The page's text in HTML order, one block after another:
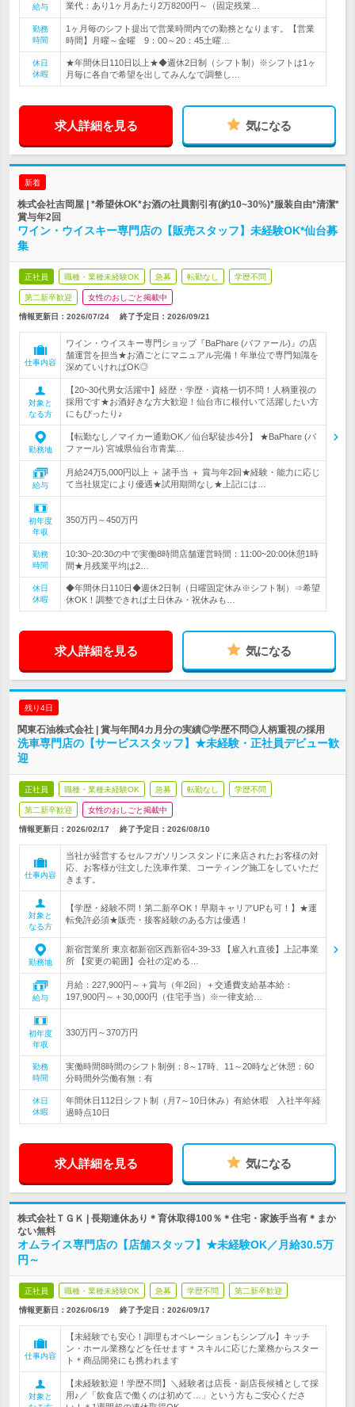
給与
業代：あり1ヶ月あたり2万8200円～（固定残業…
勤務
時間
1ヶ月毎のシフト提出で営業時間内での勤務となります。【営業
時間】月曜～金曜 9：00～20：45土曜…
休日
休暇
★年間休日110日以上★◆週休2日制（シフト制）※シフトは1ヶ
月毎に各自で希望を出してみんなで調整し…
求人詳細を見る 気になる
新着
株式会社吉岡屋 | *希望休OK*お酒の社員割引有(約10~30%)*服装自由*清潔*
賞与年2回
ワイン・ウイスキー専門店の【販売スタッフ】未経験OK*仙台募
集
正社員 職種・業種未経験OK 急募 転勤なし 学歴不問
第二新卒歓迎 女性のおしごと掲載中
情報更新日：2026/07/24 終了予定日： 2026/09/21
仕事内容
ワイン・ウイスキー専門ショップ『BaPhare (バファール)』の店
舗運営を担当★お酒ごとにマニュアル完備！年単位で専門知識を
深めていければOK◎
対象と
なる方
【20~30代男女活躍中】経歴・学歴・資格一切不問！人柄重視の
採用です★お酒好きな方大歓迎！仙台市に根付いて活躍したい方
にもぴったり♪
勤務地
【転勤なし／マイカー通勤OK／仙台駅徒歩4分】 ★BaPhare (バ
ファール) 宮城県仙台市青葉…
給与
月給24万5,000円以上 ＋ 諸手当 ＋ 賞与年2回★経験・能力に応じ
て当社規定により優遇★試用期間なし★上記には…
初年度
年収
350万円～450万円
勤務
時間
10:30~20:30の中で実働8時間店舗運営時間：11:00~20:00休憩1時
間★月残業平均は2…
休日
休暇
◆年間休日110日◆週休2日制（日曜固定休み※シフト制）⇒希望
休OK！調整できれば土日休み・祝休みも…
求人詳細を見る 気になる
残り4日
関東石油株式会社 | 賞与年間4カ月分の実績◎学歴不問◎人柄重視の採用
洗車専門店の【サービススタッフ】★未経験・正社員デビュー歓
迎
正社員 職種・業種未経験OK 急募 転勤なし 学歴不問
第二新卒歓迎 女性のおしごと掲載中
情報更新日：2026/02/17 終了予定日： 2026/08/10
仕事内容
当社が経営するセルフガソリンスタンドに来店されたお客様の対
応、お客様が注文した洗車作業、コーティング施工をしていただ
きます。
対象と
なる方
【学歴・経験不問！第二新卒OK！早期キャリアUPも可！】★運
転免許必須★販売・接客経験のある方は優遇！
勤務地
新宿営業所 東京都新宿区西新宿4-39-33 【雇入れ直後】上記事業
所 【変更の範囲】会社の定める…
給与
月給：227,900円～＋賞与（年2回）＋交通費支給基本給：
197,900円～＋30,000円（住宅手当）※一律支給…
初年度
年収
330万円～370万円
勤務
時間
実働時間8時間のシフト制例：8～17時、11～20時など休憩：60
分時間外労働有無：有
休日
休暇
年間休日112日シフト制（月7～10日休み）有給休暇 入社半年経
過時点10日
求人詳細を見る 気になる
株式会社ＴＧＫ | 長期連休あり＊育休取得100％＊住宅・家族手当有＊まか
ない無料
オムライス専門店の【店舗スタッフ】★未経験OK／月給30.5万
円～
正社員 職種・業種未経験OK 急募 学歴不問 第二新卒歓迎
情報更新日：2026/06/19 終了予定日： 2026/09/17
仕事内容
【未経験でも安心！調理もオペレーションもシンプル】キッチ
ン・ホール業務などを任せます＊スキルに応じた業務からスター
ト＊商品開発にも携われます
対象と
【未経験歓迎！学歴不問】＼経験者は店長・副店長候補として採
用♪／「飲食店で働くのは初めて…」という方もご安心くださ